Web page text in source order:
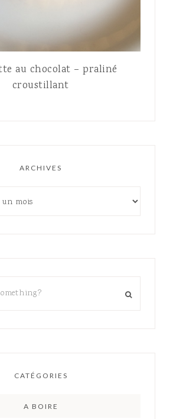
au chocolat – praliné
croustillant
ARCHIVES
CATÉGORIES
A BOIRE